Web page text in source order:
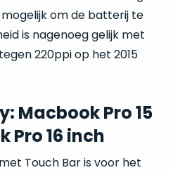
mogelijk om de batterij te
is nagenoeg gelijk met
220ppi op het 2015
Macbook Pro 15
Pro 16 inch
Touch Bar is voor het